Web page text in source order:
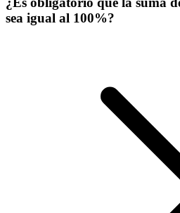
sea igual al 100%?